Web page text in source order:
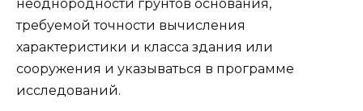
неоднородности грунтов основания,
требуемой точности вычисления
характеристики и класса здания или
сооружения и указываться в программе
исследований.